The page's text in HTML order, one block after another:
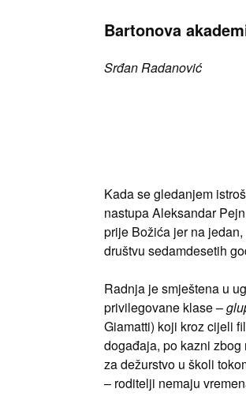
Bartonova
Srđan Radanović
Kada se gledanjem
nastupa Aleksandar
prije Božića jer na
društvu sedamdesetih
Radnja je smještena u
privilegovane klase –
Giamatti) koji kroz cijeli
događaja, po kazni
za dežurstvo u školi
– roditelji nemaju